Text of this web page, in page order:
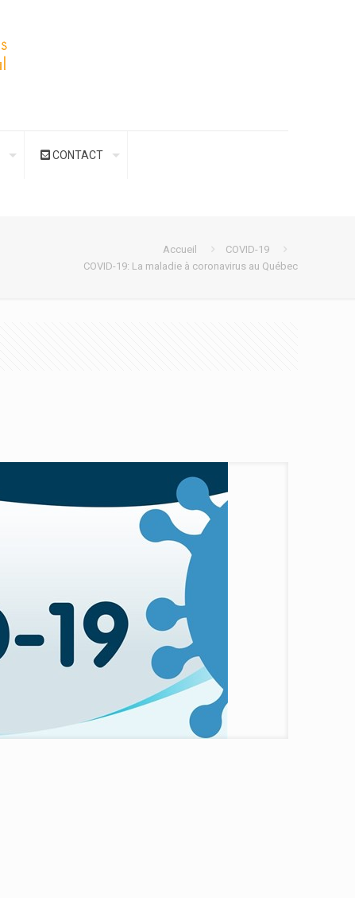
CONTACT
Accueil
COVID-19
COVID-19: La maladie à coronavirus au Québec